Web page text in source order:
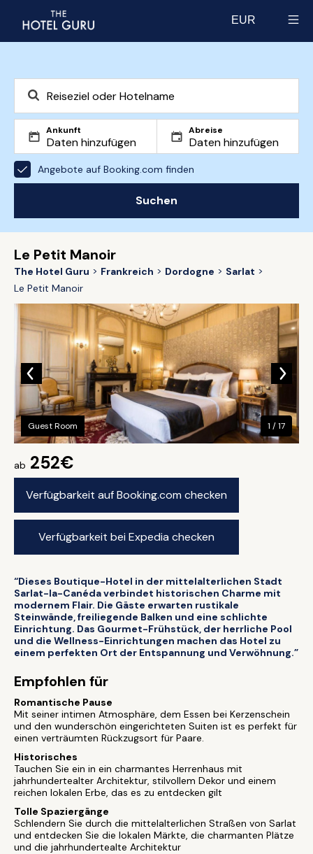
EUR
Ankunft Abreise
Angebote auf Booking.com finden
Suchen
Le Petit Manoir
The Hotel Guru Frankreich Dordogne
Sarlat
Le Petit Manoir
ab 252€
Verfügbarkeit auf Booking.com checken
Verfügbarkeit bei Expedia checken
Guest Room 1 / 17
“Dieses Boutique-Hotel in der mittelalterlichen Stadt
Sarlat-la-Canéda verbindet historischen Charme mit
modernem Flair. Die Gäste erwarten rustikale
Steinwände, freiliegende Balken und eine schlichte
Einrichtung. Das Gourmet-Frühstück, der herrliche Pool
und die Wellness-Einrichtungen machen das Hotel zu
einem perfekten Ort der Entspannung und Verwöhnung.”
Empfohlen für
Romantische Pause
Mit seiner intimen Atmosphäre, dem Essen bei Kerzenschein
und den wunderschön eingerichteten Suiten ist es perfekt für
einen verträumten Rückzugsort für Paare.
Historisches
Tauchen Sie ein in ein charmantes Herrenhaus mit
jahrhundertealter Architektur, stilvollem Dekor und einem
reichen lokalen Erbe, das es zu entdecken gilt
Tolle Spaziergänge
Schlendern Sie durch die mittelalterlichen Straßen von Sarlat
und entdecken Sie die lokalen Märkte, die charmanten Plätze
und die jahrhundertealte Architektur